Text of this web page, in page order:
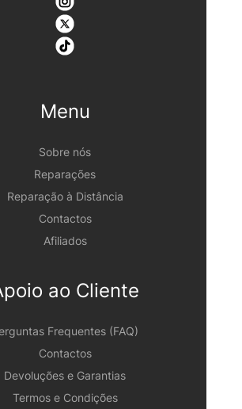
Menu
Sobre nós
Reparações
Reparação à Distância
Contactos
Afiliados
ao Cliente
Frequentes (FAQ)
Contactos
Devoluções e Garantias
Termos e Condições